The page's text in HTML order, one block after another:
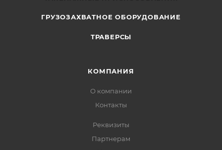
ГРУЗОЗАХВАТНОЕ ОБОРУДОВАНИЕ
ТРАВЕРСЫ
КОМПАНИЯ
О компании
Контакты
Реквизиты
Партнерам